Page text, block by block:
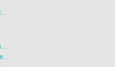
CSAK FELNŐTT VENDÉGEKET FOGADÓ SZÁLLÁSOK
BUDAVÁR TOURS MINDEN AKCIÓS ÚT
BUDAVÁR TOURS FIRST MINUTE AKCIÓS UTAK